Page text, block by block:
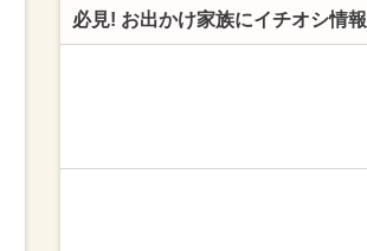
必見! お出かけ家族にイチオシ情報